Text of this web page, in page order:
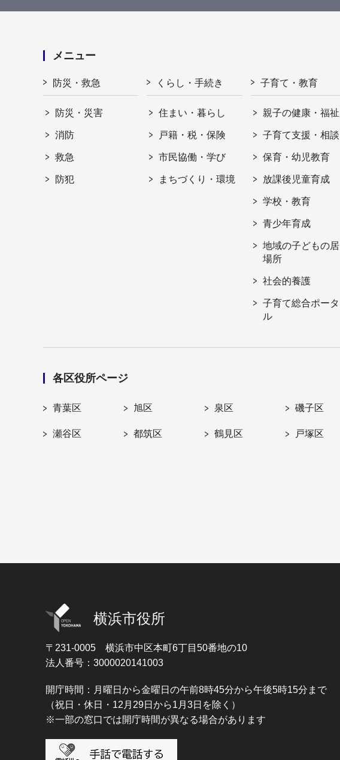
メニュー
防災・救急
防災・災害
消防
救急
防犯
くらし・手続き
住まい・暮らし
戸籍・税・保険
市民協働・学び
まちづくり・環境
子育て・教育
親子の健康・福祉
子育て支援・相談
保育・幼児教育
放課後児童育成
学校・教育
青少年育成
地域の子どもの居
場所
社会的養護
子育て総合ポータ
ル
各区役所ページ
青葉区 旭区 泉区 磯子区
瀬谷区 都筑区 鶴見区 戸塚区
横浜市役所
〒231-0005 横浜市中区本町6丁目50番地の10
法人番号：3000020141003
開庁時間：月曜日から金曜日の午前8時45分から午後5時15分まで
（祝日・休日・12月29日から1月3日を除く）
※一部の窓口では開庁時間が異なる場合があります